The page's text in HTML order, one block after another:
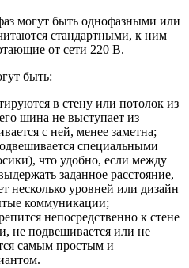
могут быть однофазными или
стандартными, к ним
от сети 220 В.
быть:
в стену или потолок из
шина не выступает из
с ней, менее заметна;
специальными
что удобно, если между
заданное расстояние,
несколько уровней или дизайн
коммуникации;
непосредственно к стене
не подвешивается или не
самым простым и